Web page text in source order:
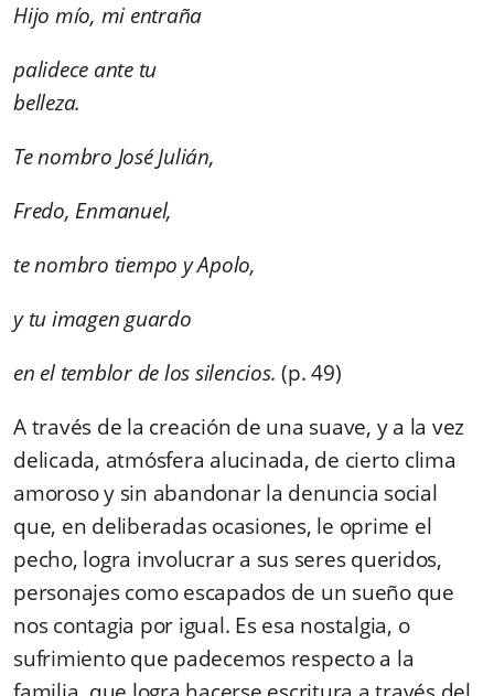
Hijo mío, mi entraña
palidece ante tu
belleza.
Te nombro José Julián,
Fredo, Enmanuel,
te nombro tiempo y Apolo,
y tu imagen guardo
en el temblor de los silencios. (p. 49)
A través de la creación de una suave, y a la vez
delicada, atmósfera alucinada, de cierto clima
amoroso y sin abandonar la denuncia social
que, en deliberadas ocasiones, le oprime el
pecho, logra involucrar a sus seres queridos,
personajes como escapados de un sueño que
nos contagia por igual. Es esa nostalgia, o
sufrimiento que padecemos respecto a la